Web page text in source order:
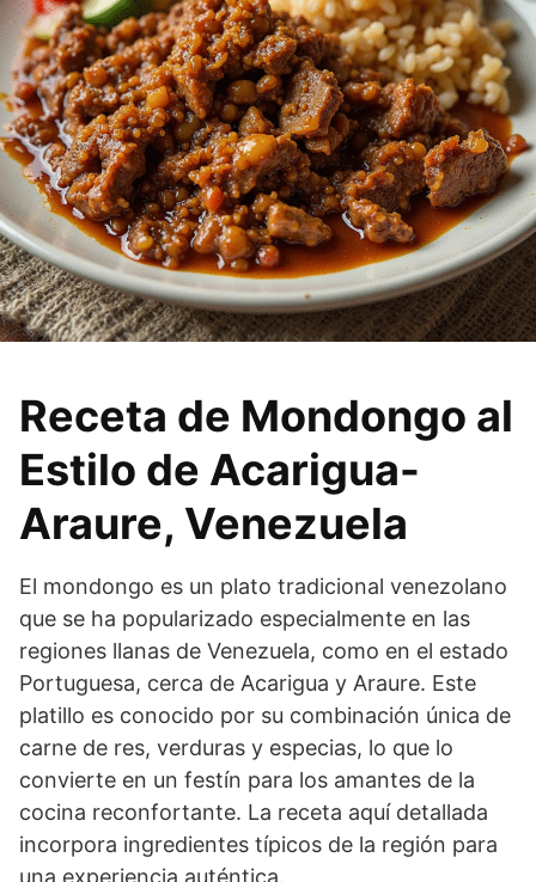
Receta de Mondongo al
Estilo de Acarigua-
Araure, Venezuela
El mondongo es un plato tradicional venezolano
que se ha popularizado especialmente en las
regiones llanas de Venezuela, como en el estado
Portuguesa, cerca de Acarigua y Araure. Este
platillo es conocido por su combinación única de
carne de res, verduras y especias, lo que lo
convierte en un festín para los amantes de la
cocina reconfortante. La receta aquí detallada
incorpora ingredientes típicos de la región para
una experiencia auténtica.